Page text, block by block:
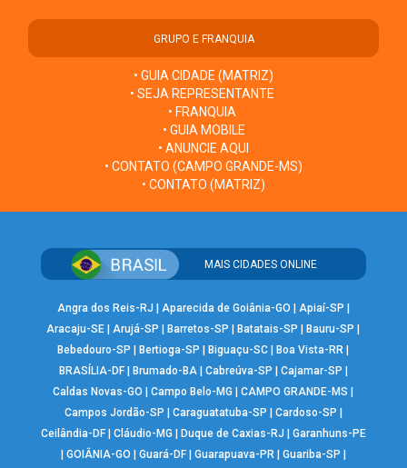
GRUPO E FRANQUIA
• GUIA CIDADE (MATRIZ)
• SEJA REPRESENTANTE
• FRANQUIA
• GUIA MOBILE
• ANUNCIE AQUI
• CONTATO (CAMPO GRANDE-MS)
• CONTATO (MATRIZ)
MAIS CIDADES ONLINE
Angra dos Reis-RJ Aparecida de Goiânia-GO Apiaí-SP
Aracaju-SE |Arujá-SP Barretos-SP Batatais-SP Bauru-SP
Bebedouro-SP
Bertioga-SP Biguaçu-SC Boa Vista-RR
BRASÍLIA-DF| Brumado-BA| Cabreúva-SP Cajamar-SP
Caldas Novas-GO
|Campo Belo-MG |CAMPO GRANDE-MS
Campos Jordão-SP
Caraguatatuba-SP Cardoso-SP
Ceilândia-DF| Cláudio-MG Duque de Caxias-RJ
Garanhuns-PE
GOIÂNIA-GO Guará-DF| Guarapuava-PR| Guariba-SP